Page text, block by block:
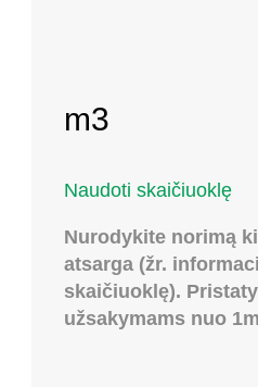
m3
Naudoti skaičiuoklę
Nurodykite norimą
atsarga (žr.
skaičiuoklę).
užsakymams nuo